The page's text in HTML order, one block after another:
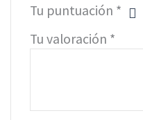
Tu puntuación *
Tu valoración *